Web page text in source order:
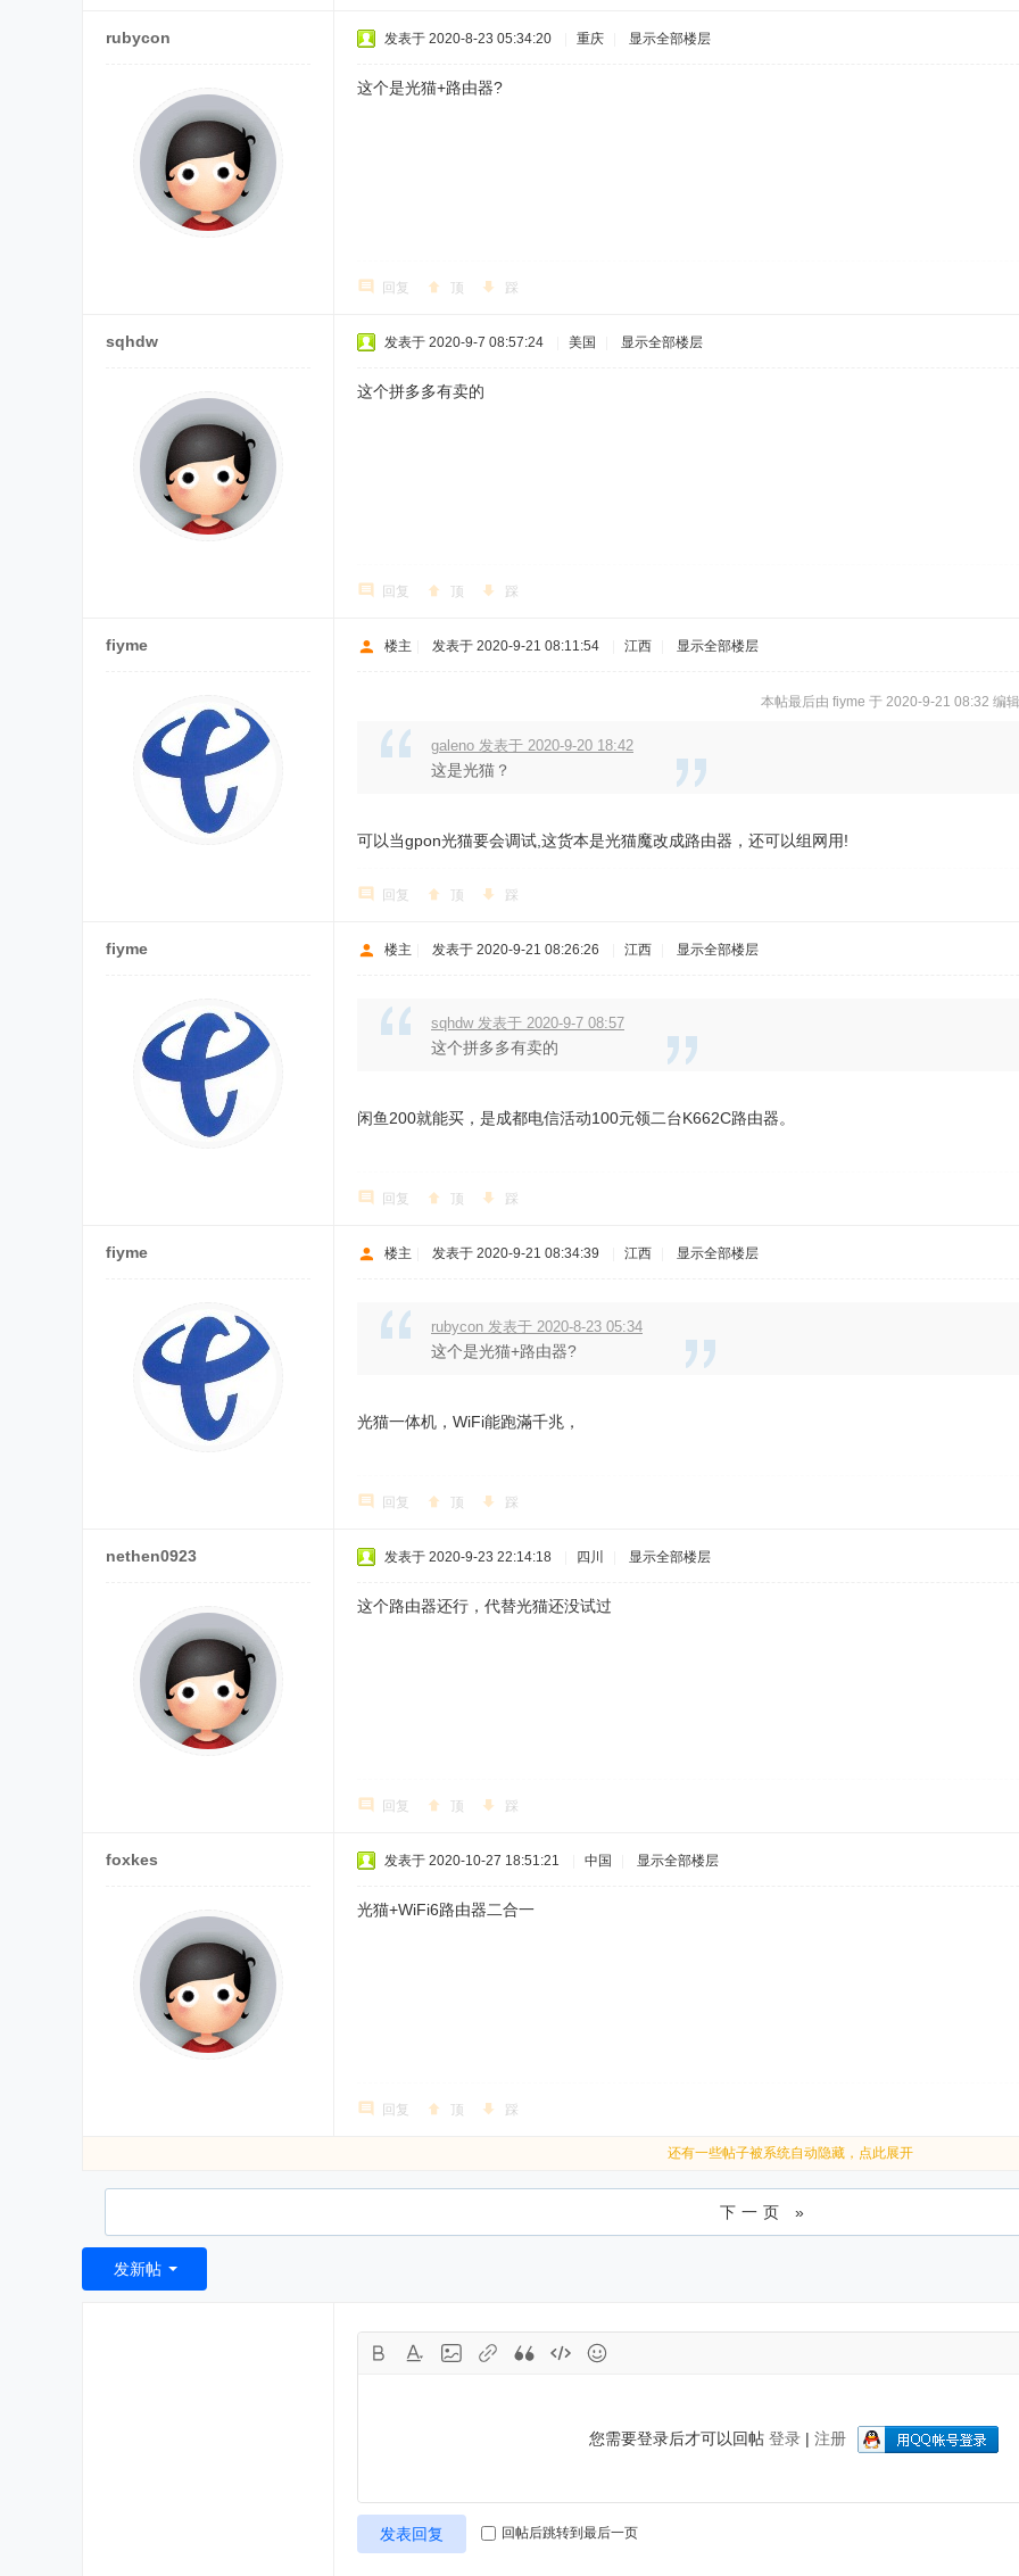
rubycon 发表于 2020-8-23 05:34:20 重庆 显示全部楼层
这个是光猫+路由器?
回复 顶 踩
sqhdw 发表于 2020-9-7 08:57:24 美国 显示全部楼层
这个拼多多有卖的
回复 顶 踩
fiyme 楼主 发表于 2020-9-21 08:11:54 江西 显示全部楼层
本帖最后由 fiyme 于 2020-9-21 08:32 编辑
galeno 发表于 2020-9-20 18:42
这是光猫？
可以当gpon光猫要会调试,这货本是光猫魔改成路由器，还可以组网用!
回复 顶 踩
fiyme 楼主 发表于 2020-9-21 08:26:26 江西 显示全部楼层
sqhdw 发表于 2020-9-7 08:57
这个拼多多有卖的
闲鱼200就能买，是成都电信活动100元领二台K662C路由器。
回复 顶 踩
fiyme 楼主 发表于 2020-9-21 08:34:39 江西 显示全部楼层
rubycon 发表于 2020-8-23 05:34
这个是光猫+路由器?
光猫一体机，WiFi能跑滿千兆，
回复 顶 踩
nethen0923 发表于 2020-9-23 22:14:18 四川 显示全部楼层
这个路由器还行，代替光猫还没试过
回复 顶 踩
foxkes 发表于 2020-10-27 18:51:21 中国 显示全部楼层
光猫+WiFi6路由器二合一
回复 顶 踩
还有一些帖子被系统自动隐藏，点此展开
下一页 »
发新帖
您需要登录后才可以回帖 登录| 注册
发表回复 回帖后跳转到最后一页